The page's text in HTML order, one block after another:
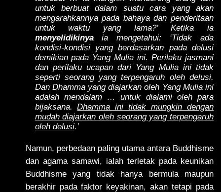
untuk berbuat dalam suatu cara yang akan
mengarahkannya pada bahaya dan penderitaan
untuk waktu yang lama?’ Ketika ia
menyelidikinyaia mengetahui: ‘Tidak ada
kondisi-kondisi yang berdasarkan pada delusi
demikian pada Yang Mulia ini. Perilaku jasmani
dan perilaku ucapan dari Yang Mulia ini tidak
seperti seorang yang terpengaruh oleh delusi.
Dan Dhamma yang diajarkan oleh Yang Mulia ini
adalah mendalam … untuk dialami oleh para
bijaksana.Dhamma ini tidak mungkin dengan
mudah diajarkan oleh seorang yang terpengaruh
oleh delusi.’
Namun, perbedaan paling utama antara Buddhisme
dan agama samawi, ialah terletak pada keunikan
Buddhisme yang tidak hanya bermula maupun
berakhir pada faktor keyakinan, akan tetapi pada